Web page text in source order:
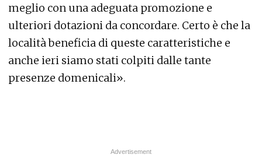
meglio con una adeguata promozione e
ulteriori dotazioni da concordare. Certo è che la
località beneficia di queste caratteristiche e
anche ieri siamo stati colpiti dalle tante
presenze domenicali».